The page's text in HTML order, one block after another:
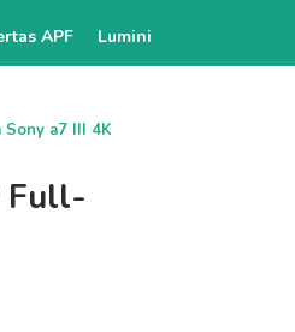
APF Lumini
Sony a7 III 4K
Full-